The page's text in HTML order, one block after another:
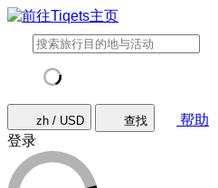
zh / USD 查找
帮助
登录